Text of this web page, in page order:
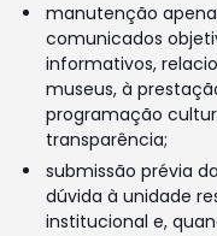
manutenção
comunicados
informativos,
museus, à
programação
transparência;
submissão prévia
dúvida à unidade
institucional e,